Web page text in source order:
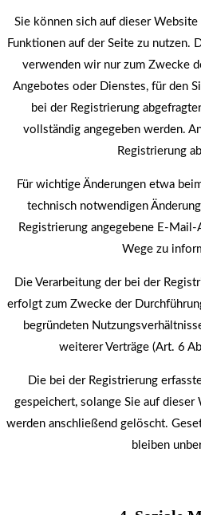
Sie können sich auf dieser
Funktionen auf der Seite zu nutzen.
verwenden wir nur zum Zwecke
Angebotes oder Dienstes, für den
bei der Registrierung
vollständig angegeben werden.
Registrierung
Für wichtige Änderungen etwa
technisch notwendigen
Registrierung angegebene E-Mail-
Wege zu
Die Verarbeitung der bei der
erfolgt zum Zwecke der
begründeten
weiterer Verträge (Art. 6
Die bei der Registrierung
gespeichert, solange Sie auf
werden anschließend gelöscht.
bleiben